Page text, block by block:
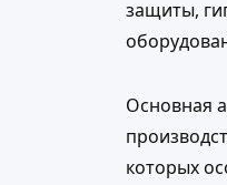
защиты,
Основная
которых